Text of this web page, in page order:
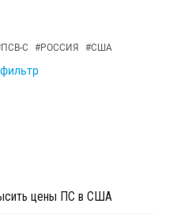
ПСВ-С #РОССИЯ #США
цены ПС в США